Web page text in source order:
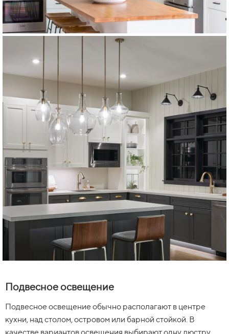
Подвесное освещение
Подвесное освещение обычно располагают в центре
кухни, над столом, островом или барной стойкой. В
качестве вариантов освещения выбирают одну люстру